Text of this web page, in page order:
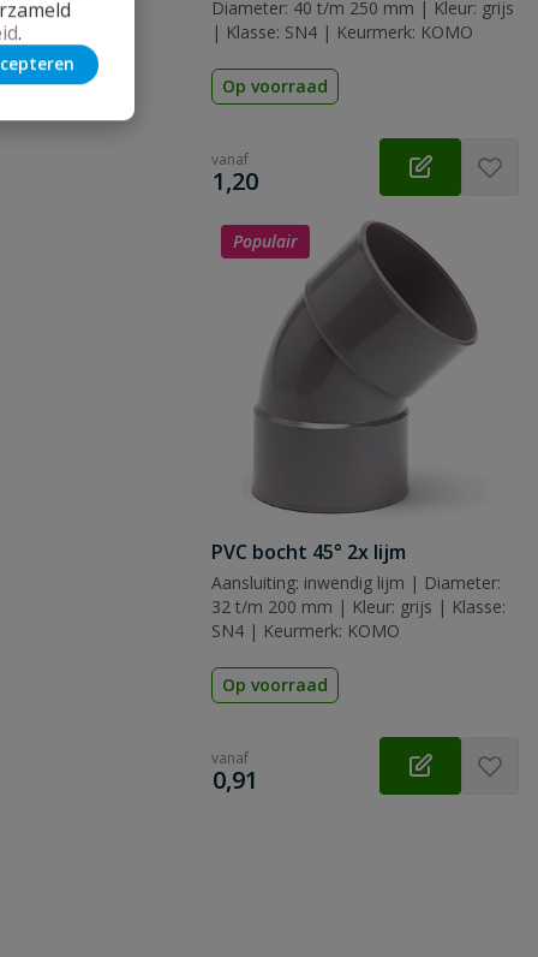
.
Diameter: 40 t/m 250 mm | Kleur: grijs
| Klasse: SN4 | Keurmerk: KOMO
Op voorraad
vanaf
€
1,20
Populair
PVC bocht 45° 2x lijm
Aansluiting: inwendig lijm | Diameter:
32 t/m 200 mm | Kleur: grijs | Klasse:
SN4 | Keurmerk: KOMO
Op voorraad
vanaf
€
0,91